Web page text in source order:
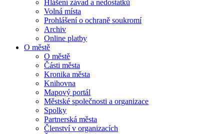
Hlášení závad a nedostatků
Volná místa
Prohlášení o ochraně soukromí
Archiv
Online platby
O městě
O městě
Části města
Kronika města
Knihovna
Mapový portál
Městské společnosti a organizace
Spolky
Partnerská města
Členství v organizacích